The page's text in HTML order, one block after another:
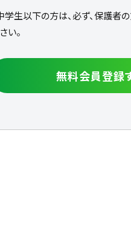
生以下の方は、必ず、保護者
い。
無料会員登録